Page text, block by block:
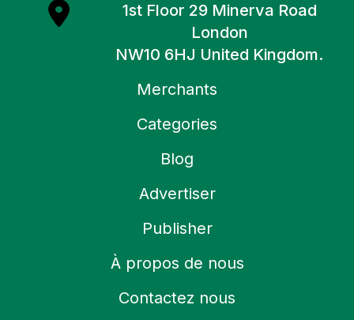
1st Floor 29 Minerva Road
London
NW10 6HJ United Kingdom.
Merchants
Categories
Blog
Advertiser
Publisher
À propos de nous
Contactez nous